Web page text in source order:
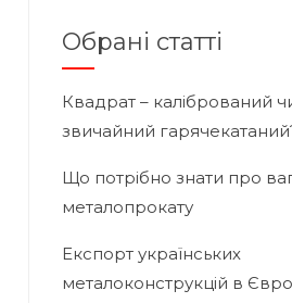
Обрані статті
Квадрат – калібрований
звичайний
Що потрібно знати про
металопрокату
Експорт українських
металоконструкцій в